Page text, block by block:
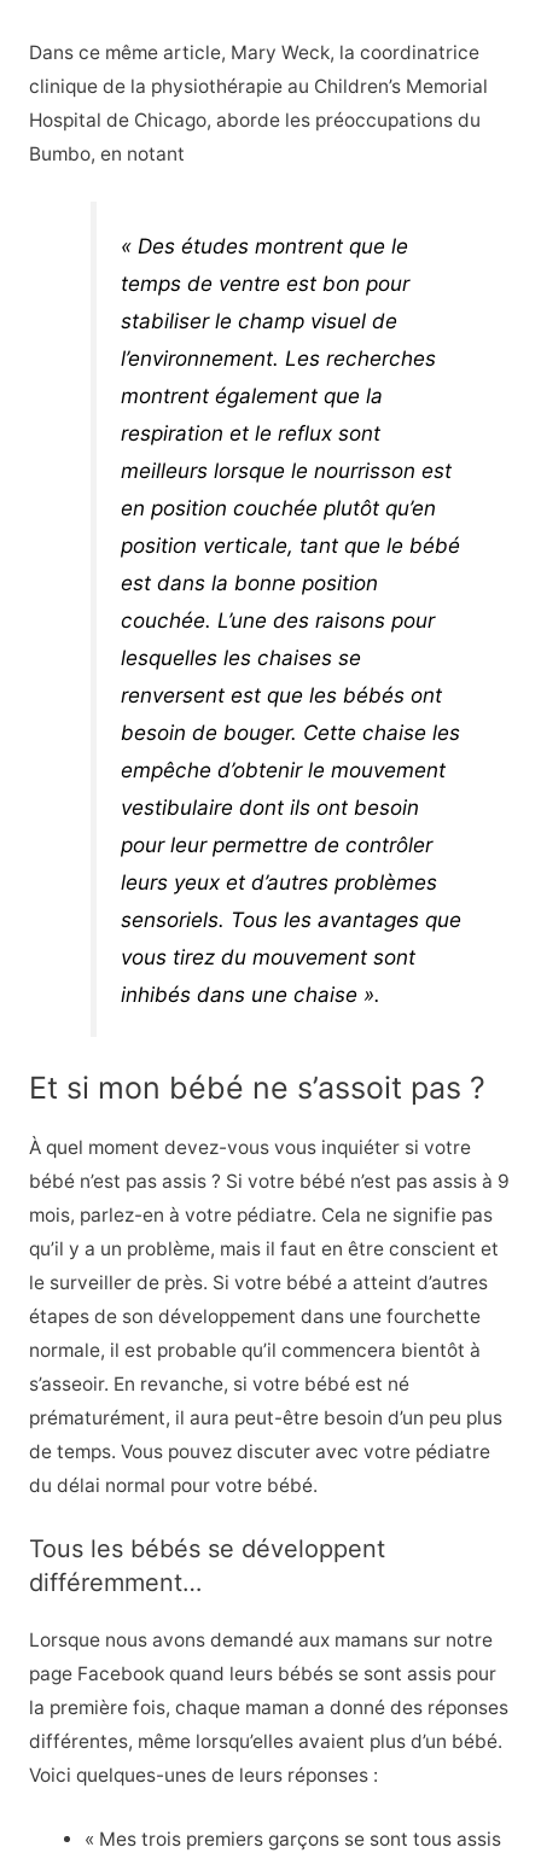
Dans ce même article, Mary Weck, la coordinatrice
clinique de la physiothérapie au Children’s Memorial
Hospital de Chicago, aborde les préoccupations du
Bumbo, en notant
« Des études montrent que le
temps de ventre est bon pour
stabiliser le champ visuel de
l’environnement. Les recherches
montrent également que la
respiration et le reflux sont
meilleurs lorsque le nourrisson est
en position couchée plutôt qu’en
position verticale, tant que le bébé
est dans la bonne position
couchée. L’une des raisons pour
lesquelles les chaises se
renversent est que les bébés ont
besoin de bouger. Cette chaise les
empêche d’obtenir le mouvement
vestibulaire dont ils ont besoin
pour leur permettre de contrôler
leurs yeux et d’autres problèmes
sensoriels. Tous les avantages que
vous tirez du mouvement sont
inhibés dans une chaise ».
Et si mon bébé ne s’assoit pas ?
À quel moment devez-vous vous inquiéter si votre
bébé n’est pas assis ? Si votre bébé n’est pas assis à 9
mois, parlez-en à votre pédiatre. Cela ne signifie pas
qu’il y a un problème, mais il faut en être conscient et
le surveiller de près. Si votre bébé a atteint d’autres
étapes de son développement dans une fourchette
normale, il est probable qu’il commencera bientôt à
s’asseoir. En revanche, si votre bébé est né
prématurément, il aura peut-être besoin d’un peu plus
de temps. Vous pouvez discuter avec votre pédiatre
du délai normal pour votre bébé.
Tous les bébés se développent
différemment…
Lorsque nous avons demandé aux mamans sur notre
page Facebook quand leurs bébés se sont assis pour
la première fois, chaque maman a donné des réponses
différentes, même lorsqu’elles avaient plus d’un bébé.
Voici quelques-unes de leurs réponses :
« Mes trois premiers garçons se sont tous assis